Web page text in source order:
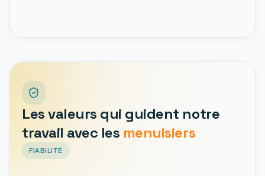
Les valeurs qui guident notre
travail avec les menuisiers
FIABILITE